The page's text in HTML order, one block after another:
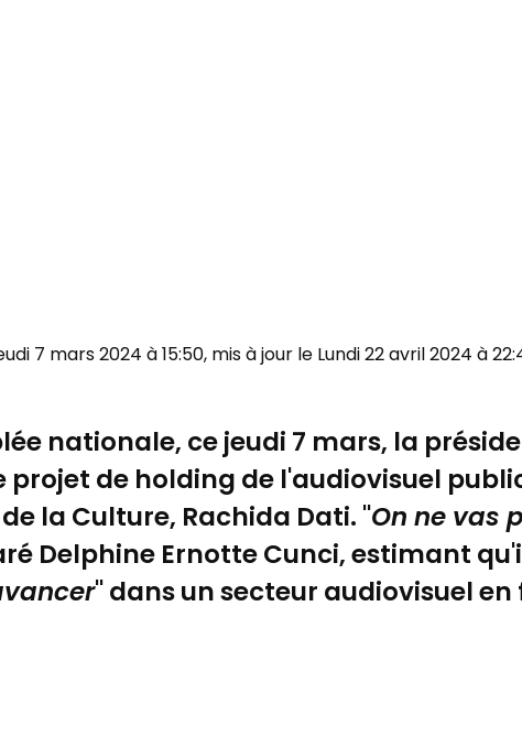
7 mars 2024 à 15:50, mis à jour le Lundi 22 avril 2024 à
nationale, ce jeudi 7 mars, la
projet de holding de l'audiovisuel
la Culture, Rachida Dati. "On ne vas
Delphine Ernotte Cunci, estimant
" dans un secteur audiovisuel